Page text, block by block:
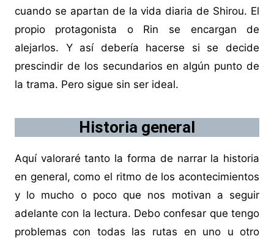
cuando se apartan de la vida diaria de Shirou. El
propio protagonista o Rin se encargan de
alejarlos. Y así debería hacerse si se decide
prescindir de los secundarios en algún punto de
la trama. Pero sigue sin ser ideal.
Historia general
Aquí valoraré tanto la forma de narrar la historia
en general, como el ritmo de los acontecimientos
y lo mucho o poco que nos motivan a seguir
adelante con la lectura. Debo confesar que tengo
problemas con todas las rutas en uno u otro